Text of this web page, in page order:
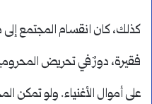
كذلك، كان انقسام المجتمع
فقيرة، دورٌ في تحريض
على أموال الأغنياء. ولو تمكن